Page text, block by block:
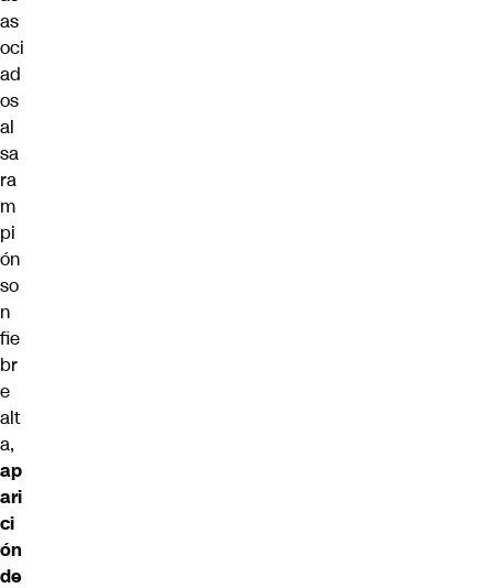
as
oci
ad
os
al
sa
ra
m
pi
ón
so
n
fie
br
e
alt
a,
ap
ari
ci
ón
de